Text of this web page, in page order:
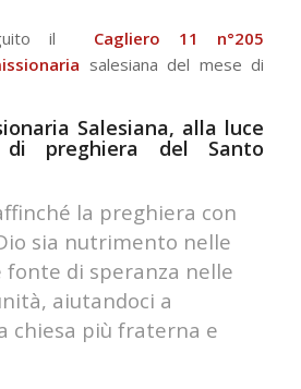
il Cagliero 11 n°205
salesiana del mese di
Salesiana, alla luce
di preghiera del Santo
la preghiera con
sia nutrimento nelle
fonte di speranza nelle
aiutandoci a
chiesa più fraterna e